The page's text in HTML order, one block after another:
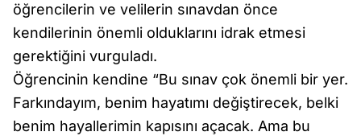
öğrencilerin ve velilerin sınavdan önce
kendilerinin önemli olduklarını idrak etmesi
gerektiğini vurguladı.
Öğrencinin kendine “Bu sınav çok önemli bir yer.
Farkındayım, benim hayatımı değiştirecek, belki
benim hayallerimin kapısını açacak. Ama bu